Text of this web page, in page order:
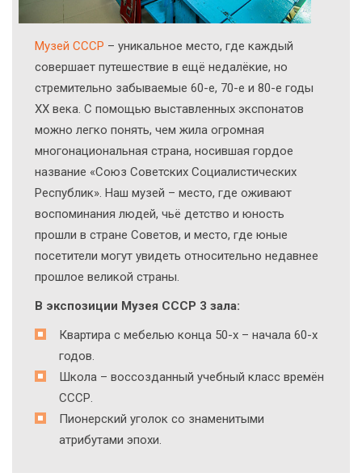
Музей СССР – уникальное место, где каждый
совершает путешествие в ещё недалёкие, но
стремительно забываемые 60-е, 70-е и 80-е годы
ХХ века. С помощью выставленных экспонатов
можно легко понять, чем жила огромная
многонациональная страна, носившая гордое
название «Союз Советских Социалистических
Республик». Наш музей – место, где оживают
воспоминания людей, чьё детство и юность
прошли в стране Советов, и место, где юные
посетители могут увидеть относительно недавнее
прошлое великой страны.
В экспозиции Музея СССР 3 зала:
Квартира с мебелью конца 50-х – начала 60-х
годов.
Школа – воссозданный учебный класс времён
СССР.
Пионерский уголок со знаменитыми
атрибутами эпохи.